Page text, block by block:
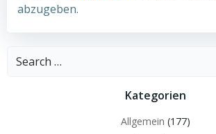
abzugeben.
Search
Kategorien
Allgemein (177)